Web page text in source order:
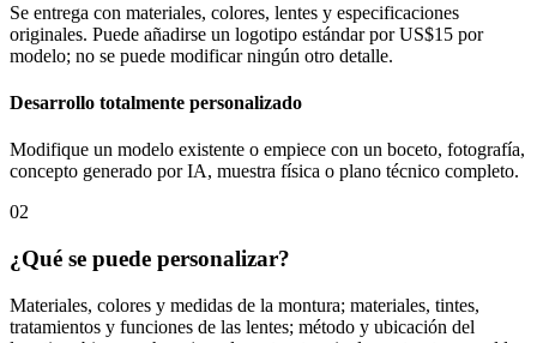
Se entrega con materiales, colores, lentes y especificaciones
originales. Puede añadirse un logotipo estándar por US$15 por
modelo; no se puede modificar ningún otro detalle.
Desarrollo totalmente personalizado
Modifique un modelo existente o empiece con un boceto, fotografía,
concepto generado por IA, muestra física o plano técnico completo.
02
¿Qué se puede personalizar?
Materiales, colores y medidas de la montura; materiales, tintes,
tratamientos y funciones de las lentes; método y ubicación del